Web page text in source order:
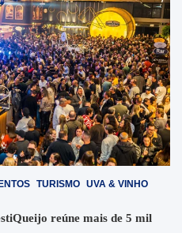
TURISMO UVA & VINHO
reúne mais de 5 mil